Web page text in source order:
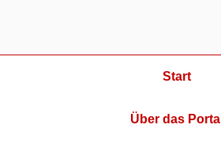
Start
Über das Portal